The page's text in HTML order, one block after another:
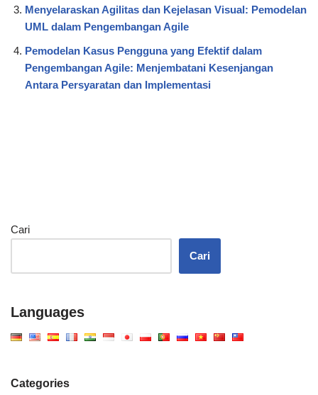
Menyelaraskan Agilitas dan Kejelasan Visual: Pemodelan
UML dalam Pengembangan Agile
Pemodelan Kasus Pengguna yang Efektif dalam
Pengembangan Agile: Menjembatani Kesenjangan
Antara Persyaratan dan Implementasi
Cari
Cari
Languages
Categories